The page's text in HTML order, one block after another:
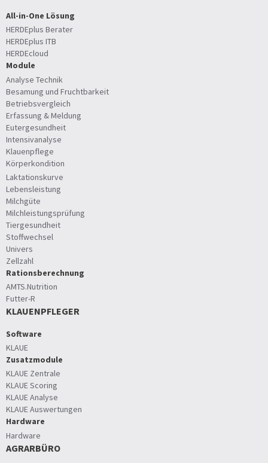
All-in-One Lösung
HERDEplus Berater
HERDEplus ITB
HERDEcloud
Module
Analyse Technik
Besamung und Fruchtbarkeit
Betriebsvergleich
Erfassung & Meldung
Eutergesundheit
Intensivanalyse
Klauenpflege
Körperkondition
Laktationskurve
Lebensleistung
Milchgüte
Milchleistungsprüfung
Tiergesundheit
Stoffwechsel
Univers
Zellzahl
Rationsberechnung
AMTS.Nutrition
Futter-R
KLAUENPFLEGER
Software
KLAUE
Zusatzmodule
KLAUE Zentrale
KLAUE Scoring
KLAUE Analyse
KLAUE Auswertungen
Hardware
Hardware
AGRARBÜRO